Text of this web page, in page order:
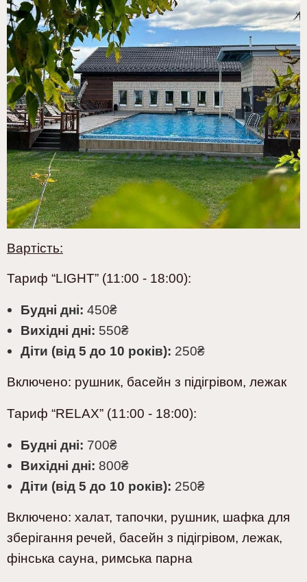
Вартість:
Тариф “LIGHT” (11:00 - 18:00):
Будні дні: 450₴
Вихідні дні: 550₴
Діти (від 5 до 10 років): 250₴
Включено: рушник, басейн з підігрівом, лежак
Тариф “RELAX” (11:00 - 18:00):
Будні дні: 700₴
Вихідні дні: 800₴
Діти (від 5 до 10 років): 250₴
Включено: халат, тапочки, рушник, шафка для
зберігання речей, басейн з підігрівом, лежак,
фінська сауна, римська парна